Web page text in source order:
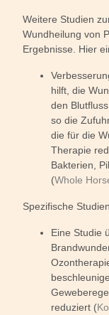
Weitere Studien
Wundheilung von
Ergebnisse. Hier
hilft, die
den
so die
die für die
Therapie
Bakterien,
(Whole
Spezifische
Eine Studie
reduziert (